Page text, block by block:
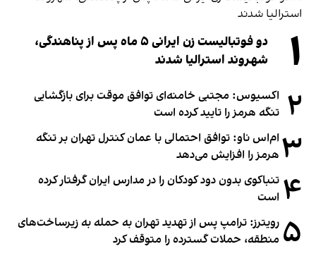
۱
دو فوتبالیست زن ایرانی ۵ ماه پس از پناهندگی،
شهروند استرالیا شدند
۲ اکسیوس: مجتبی خامنه‌ای توافق موقت برای بازگشایی
تنگه هرمز را تایید کرده است
۳ ام‌اس ناو: توافق احتمالی با عمان کنترل تهران بر تنگه
هرمز را افزایش می‌دهد
۴ تنباکوی بدون دود کودکان را در مدارس ایران گرفتار کرده
است
۵ رویترز: ترامپ پس از تهدید تهران به حمله به زیرساخت‌های
منطقه، حملات گسترده را متوقف کرد